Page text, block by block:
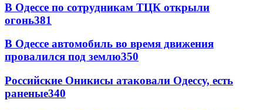
В Одессе по сотрудникам ТЦК открыли
огонь381
В Одессе автомобиль во время движения
провалился под землю350
Российские Оникисы атаковали Одессу, есть
раненые340